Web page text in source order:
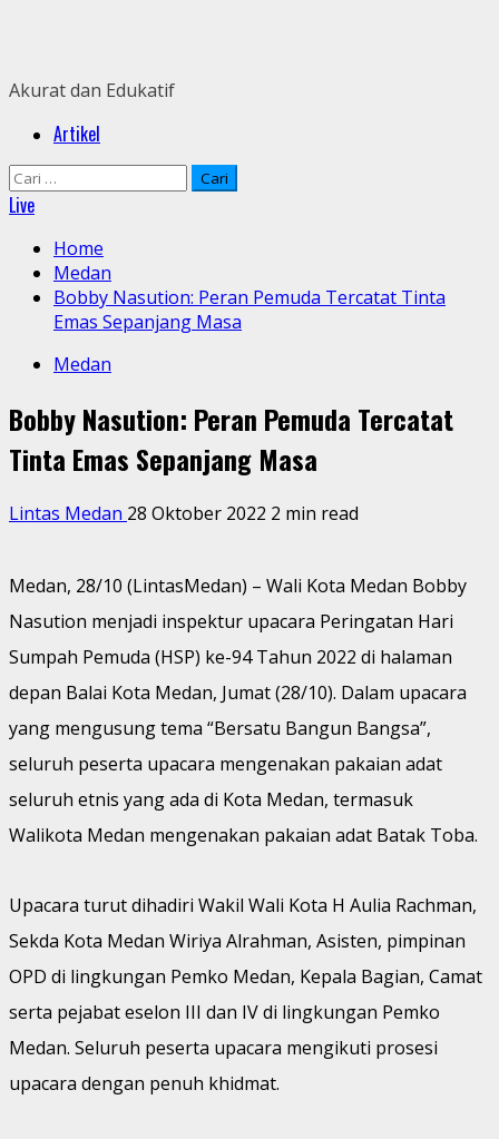
Akurat dan Edukatif
PrimaryArtikel
Cari
untuk:
Live
Home
Medan
Bobby Nasution: Peran Pemuda Tercatat Tinta
Emas Sepanjang Masa
Medan
Bobby Nasution: Peran Pemuda Tercatat
Tinta Emas Sepanjang Masa
Lintas Medan 28 Oktober 2022 2 min read
Medan, 28/10 (LintasMedan) – Wali Kota Medan Bobby
Nasution menjadi inspektur upacara Peringatan Hari
Sumpah Pemuda (HSP) ke-94 Tahun 2022 di halaman
depan Balai Kota Medan, Jumat (28/10). Dalam upacara
yang mengusung tema “Bersatu Bangun Bangsa”,
seluruh peserta upacara mengenakan pakaian adat
seluruh etnis yang ada di Kota Medan, termasuk
Walikota Medan mengenakan pakaian adat Batak Toba.
Upacara turut dihadiri Wakil Wali Kota H Aulia Rachman,
Sekda Kota Medan Wiriya Alrahman, Asisten, pimpinan
OPD di lingkungan Pemko Medan, Kepala Bagian, Camat
serta pejabat eselon III dan IV di lingkungan Pemko
Medan. Seluruh peserta upacara mengikuti prosesi
upacara dengan penuh khidmat.